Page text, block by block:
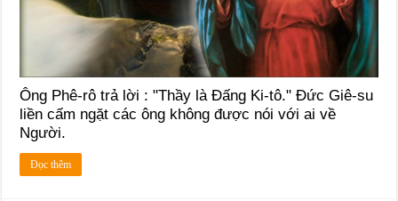
Ông Phê-rô trả lời : "Thầy là Đấng Ki-tô." Đức Giê-su
liền cấm ngặt các ông không được nói với ai về
Người.
Đọc thêm